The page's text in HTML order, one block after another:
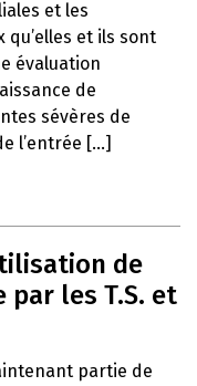
et les
et ils sont
évaluation
de
sévères de
l’entrée [...]
de
les T.S. et
partie de